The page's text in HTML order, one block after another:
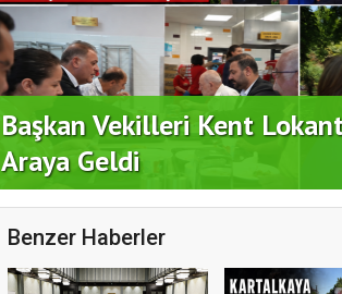
Başkan Vekilleri Kent
Araya Geldi
Benzer Haberler